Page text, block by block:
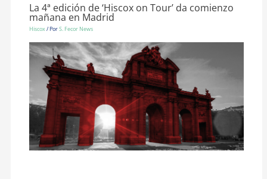
La 4ª edición de ‘Hiscox on Tour’ da comienzo
mañana en Madrid
Hiscox/ PorS. Fecor News